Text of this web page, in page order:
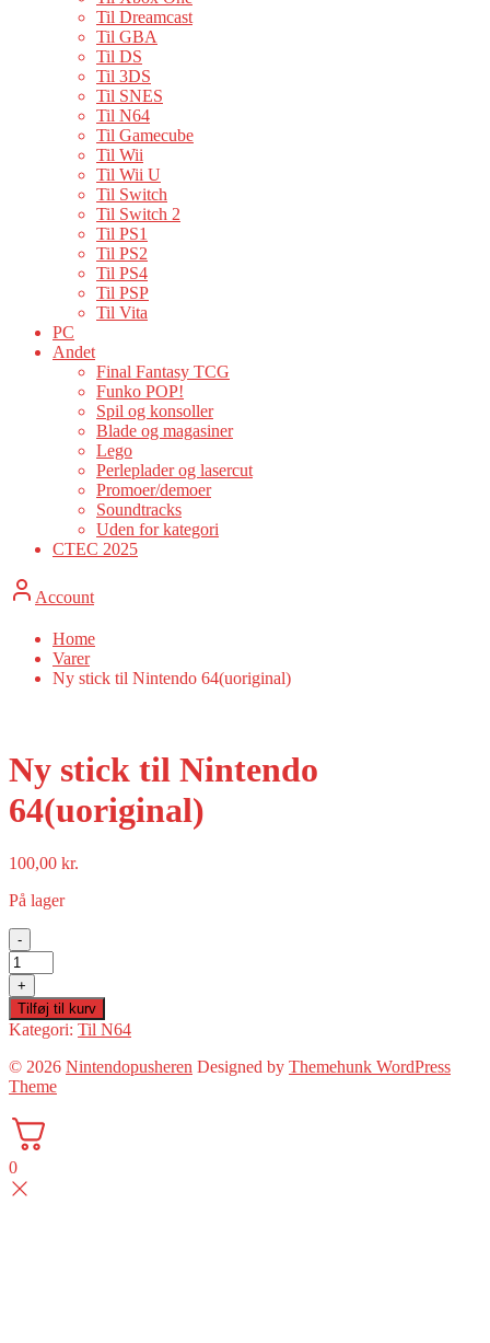
Til Dreamcast
Til GBA
Til DS
Til 3DS
Til SNES
Til N64
Til Gamecube
Til Wii
Til Wii U
Til Switch
Til Switch 2
Til PS1
Til PS2
Til PS4
Til PSP
Til Vita
PC
Andet
Final Fantasy TCG
Funko POP!
Spil og konsoller
Blade og magasiner
Lego
Perleplader og lasercut
Promoer/demoer
Soundtracks
Uden for kategori
CTEC 2025
Account
Home
Varer
Ny stick til Nintendo 64(uoriginal)
Ny stick til Nintendo
64(uoriginal)
100,00 kr.
På lager
-
Ny
stick
til
Nintendo
64(uoriginal)
antal
+
Tilføj til kurv
Kategori: Til N64
© 2026 Nintendopusheren Designed by Themehunk WordPress
Theme
0